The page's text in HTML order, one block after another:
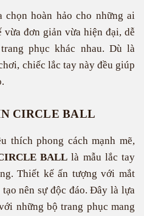
hoàn hảo cho những ai
đơn giản vừa hiện đại, dễ
phục khác nhau. Dù là
chiếc lắc tay này đều giúp
CIRCLE BALL
thích phong cách mạnh mẽ,
BALL là mẫu lắc tay
Thiết kế ấn tượng với mắt
nên sự độc đáo. Đây là lựa
những bộ trang phục mang